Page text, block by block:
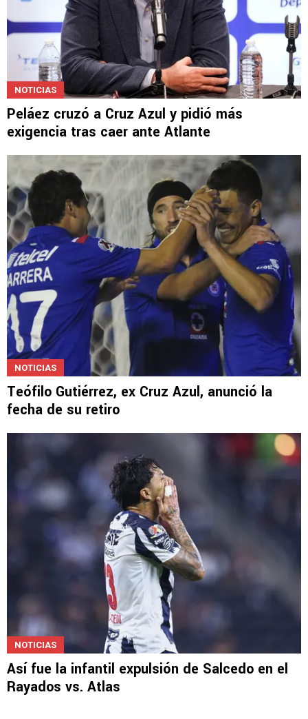
NOTICIAS
Peláez cruzó a Cruz Azul y pidió más
exigencia tras caer ante Atlante
NOTICIAS
Teófilo Gutiérrez, ex Cruz Azul, anunció la
fecha de su retiro
NOTICIAS
Así fue la infantil expulsión de Salcedo en el
Rayados vs. Atlas